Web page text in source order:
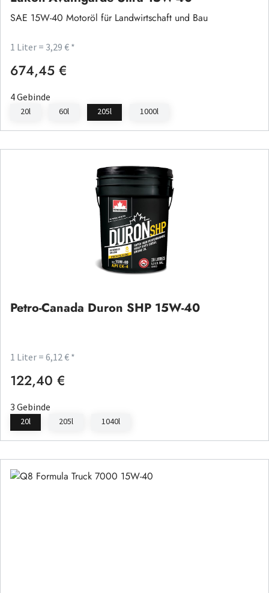
SAE 15W-40 Motoröl für Landwirtschaft und Bau
1 Liter = 3,29 € *
Regulärer Preis:
674,45 €
4 Gebinde
20l 60l 205l 1000l
Petro-Canada Duron SHP 15W-40
1 Liter = 6,12 € *
Regulärer Preis:
122,40 €
3 Gebinde
20l 205l 1040l